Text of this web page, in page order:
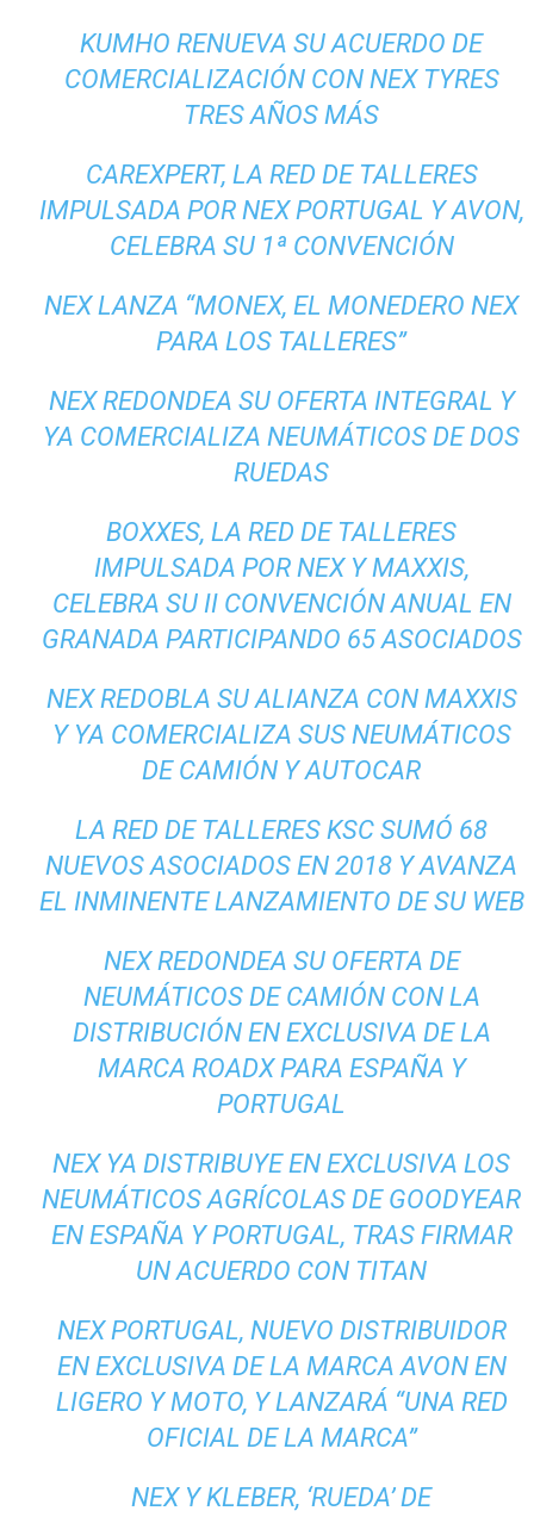
KUMHO RENUEVA SU ACUERDO DE
COMERCIALIZACIÓN CON NEX TYRES
TRES AÑOS MÁS
CAREXPERT, LA RED DE TALLERES
IMPULSADA POR NEX PORTUGAL Y AVON,
CELEBRA SU 1ª CONVENCIÓN
NEX LANZA “MONEX, EL MONEDERO NEX
PARA LOS TALLERES”
NEX REDONDEA SU OFERTA INTEGRAL Y
YA COMERCIALIZA NEUMÁTICOS DE DOS
RUEDAS
BOXXES, LA RED DE TALLERES
IMPULSADA POR NEX Y MAXXIS,
CELEBRA SU II CONVENCIÓN ANUAL EN
GRANADA PARTICIPANDO 65 ASOCIADOS
NEX REDOBLA SU ALIANZA CON MAXXIS
Y YA COMERCIALIZA SUS NEUMÁTICOS
DE CAMIÓN Y AUTOCAR
LA RED DE TALLERES KSC SUMÓ 68
NUEVOS ASOCIADOS EN 2018 Y AVANZA
EL INMINENTE LANZAMIENTO DE SU WEB
NEX REDONDEA SU OFERTA DE
NEUMÁTICOS DE CAMIÓN CON LA
DISTRIBUCIÓN EN EXCLUSIVA DE LA
MARCA ROADX PARA ESPAÑA Y
PORTUGAL
NEX YA DISTRIBUYE EN EXCLUSIVA LOS
NEUMÁTICOS AGRÍCOLAS DE GOODYEAR
EN ESPAÑA Y PORTUGAL, TRAS FIRMAR
UN ACUERDO CON TITAN
NEX PORTUGAL, NUEVO DISTRIBUIDOR
EN EXCLUSIVA DE LA MARCA AVON EN
LIGERO Y MOTO, Y LANZARÁ “UNA RED
OFICIAL DE LA MARCA”
NEX Y KLEBER, ‘RUEDA’ DE